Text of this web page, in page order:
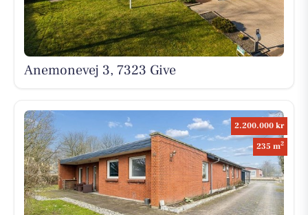
Anemonevej 3, 7323 Give
2.200.000 kr
235 m2